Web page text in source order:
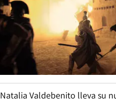
Natalia Valdebenito lleva su